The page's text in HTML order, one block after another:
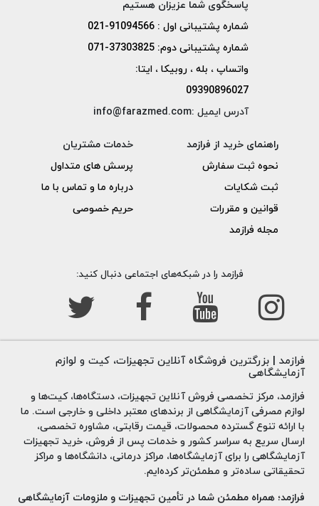
پاسخگوی شما عزیزان هستیم
شماره پشتیبانی اول : 91094566-021
شماره پشتیبانی دوم: 37303825-071
واتساپ ، بله ، روبیکا ، ایتا:
09390896027
آدرس ایمیل :info@farazmed.com
راهنمای خرید از فرازمد
نحوه ثبت سفارش
ثبت شکایات
قوانین و مقررات
مجله فرازمد
خدمات مشتریان
پرسش های متداول
درباره ما و تماس با ما
حریم خصوصی
فرازمد را در شبکه‌های اجتماعی دنبال کنید:
فرازمد | بزرگترین فروشگاه آنلاین تجهیزات، کیت و لوازم
آزمایشگاهی
فرازمد، مرکز تخصصی فروش آنلاین تجهیزات، دستگاه‌ها، کیت‌ها و
لوازم مصرفی آزمایشگاهی از برندهای معتبر داخلی و خارجی است. ما
با ارائه تنوع گسترده محصولات، قیمت رقابتی، مشاوره تخصصی،
ارسال سریع به سراسر کشور و خدمات پس از فروش، خرید تجهیزات
آزمایشگاهی را برای آزمایشگاه‌ها، مراکز درمانی، دانشگاه‌ها و مراکز
تحقیقاتی ساده‌تر و مطمئن‌تر کرده‌ایم.
فرازمد؛ همراه مطمئن شما در تأمین تجهیزات و ملزومات آزمایشگاهی